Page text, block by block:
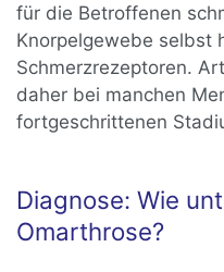
für die Betroffenen
Knorpelgewebe selbst
Schmerzrezeptoren.
daher bei manchen
fortgeschrittenen
Diagnose: Wie
Omarthrose?